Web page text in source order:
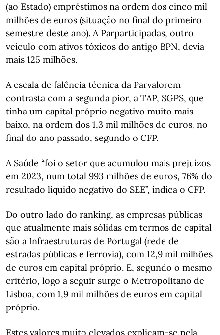
(ao Estado) empréstimos na ordem dos cinco mil
milhões de euros (situação no final do primeiro
semestre deste ano). A Parparticipadas, outro
veículo com ativos tóxicos do antigo BPN, devia
mais 125 milhões.
A escala de falência técnica da Parvalorem
contrasta com a segunda pior, a TAP, SGPS, que
tinha um capital próprio negativo muito mais
baixo, na ordem dos 1,3 mil milhões de euros, no
final do ano passado, segundo o CFP.
A Saúde “foi o setor que acumulou mais prejuízos
em 2023, num total 993 milhões de euros, 76% do
resultado líquido negativo do SEE”, indica o CFP.
Do outro lado do ranking, as empresas públicas
que atualmente mais sólidas em termos de capital
são a Infraestruturas de Portugal (rede de
estradas públicas e ferrovia), com 12,9 mil milhões
de euros em capital próprio. E, segundo o mesmo
critério, logo a seguir surge o Metropolitano de
Lisboa, com 1,9 mil milhões de euros em capital
próprio.
Estes valores muito elevados explicam-se pela